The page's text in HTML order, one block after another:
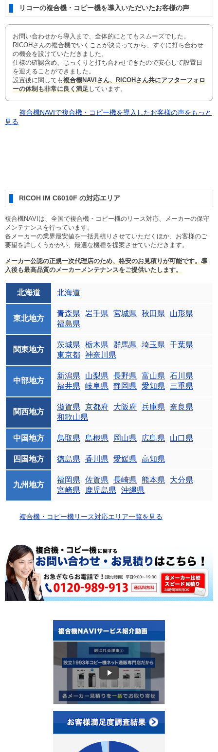
リコーの複合機・コピー機を導入いただいたお客様の声
お問い合わせから導入まで、全体的にとてもスムーズでした。
RICOHさんの複合機でいくことが決まってから、すぐに打ち合わせ
の機会を設けていただきました。
仕様の確認含め、じっくりと打ち合わせできたので安心して設置日
を迎えることができました。
設置後に関しても複合機NAVIさん、RICOHさん共にアフターフォロ
ーの体制も非常に良く満足 しています。
複合機NAVIで複合機・コピー機を導入したお客様の声をもっと
見る
RICOH IM C6010F の対応エリア
複合機NAVIは、全国で複合機・コピー機のリース対応、メーカーの保守
メンテナンスを行っています。
各メーカーの業界最安値を一括見積りさせていただくほか、お客様のご
要望を詳しくうかがい、最適な機種を提案させていただきます。
メーカー公認の正規一次代理店のため、格安のお見積りが可能です。導
入後も最高品質のメーカーメンテナンスをご提供いたします。
北海道 北海道
東北地方
青森県 岩手県 宮城県 秋田県
山形県
福島県
関東地方
茨城県 栃木県 群馬県 埼玉県
千葉県
東京都 神奈川県
中部地方
新潟県 山梨県 長野県 富山県
石川県
福井県
岐阜県 静岡県 愛知県 三重県
関西地方
滋賀県 京都府 大阪府 兵庫県
奈良県
和歌山県
中国地方 鳥取県 島根県 岡山県 広島県 山口県
四国地方 徳島県 香川県 愛媛県 高知県
九州地方
福岡県 佐賀県 長崎県 熊本県
大分県
宮崎県
鹿児島県 沖縄県
複合機・コピー機リース対応エリア一覧を見る